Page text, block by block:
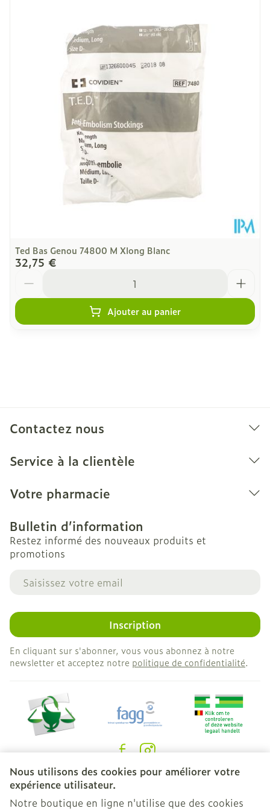
Nous utilisons des cookies pour améliorer votre
expérience utilisateur.
Notre boutique en ligne n'utilise que des cookies
Profondeur 132 mm
Préservation
Température ambiante (15°C -
25°C)
Ted Bas Genou 74800 M Xlong Blanc
32,75 €
Ajouter au panier
Contactez nous
Service à la clientèle
Votre pharmacie
Bulletin d’information
Restez informé des nouveaux produits et
promotions
Adresse mail
Inscription
En cliquant sur s'abonner, vous vous abonnez à notre
newsletter et acceptez notre politique de confidentialité.
Liens légaux